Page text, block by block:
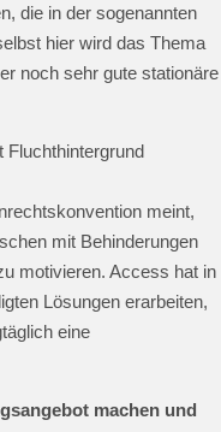
die in der sogenannten
hier wird das Thema
noch sehr gute stationäre
Fluchthintergrund
meint,
mit Behinderungen
motivieren. Access hat in
Lösungen erarbeiten,
eine
machen und